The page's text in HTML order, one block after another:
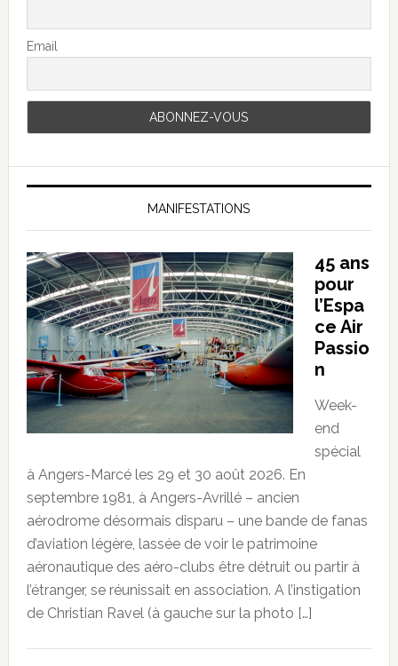
Email
MANIFESTATIONS
45 ans
pour
l’Espa
ce Air
Passio
n
Week-
end
spécial
à Angers-Marcé les 29 et 30 août 2026. En
septembre 1981, à Angers-Avrillé – ancien
aérodrome désormais disparu – une bande de fanas
d’aviation légère, lassée de voir le patrimoine
aéronautique des aéro-clubs être détruit ou partir à
l’étranger, se réunissait en association. A l’instigation
de Christian Ravel (à gauche sur la photo […]